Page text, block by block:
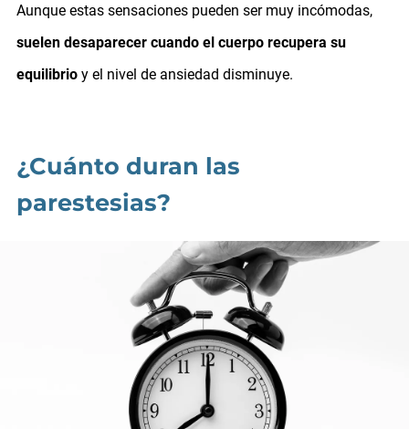
Aunque estas sensaciones pueden ser muy incómodas,
suelen desaparecer cuando el cuerpo recupera su
equilibrioy el nivel de ansiedad disminuye.
¿Cuánto duran las
parestesias?